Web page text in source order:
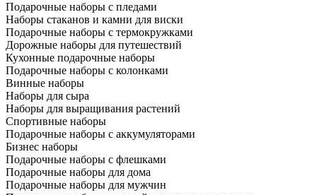
Подарочные наборы с пледами
Наборы стаканов и камни для виски
Подарочные наборы с термокружками
Дорожные наборы для путешествий
Кухонные подарочные наборы
Подарочные наборы с колонками
Винные наборы
Наборы для сыра
Наборы для выращивания растений
Спортивные наборы
Подарочные наборы с аккумуляторами
Бизнес наборы
Подарочные наборы с флешками
Подарочные наборы для дома
Подарочные наборы для мужчин